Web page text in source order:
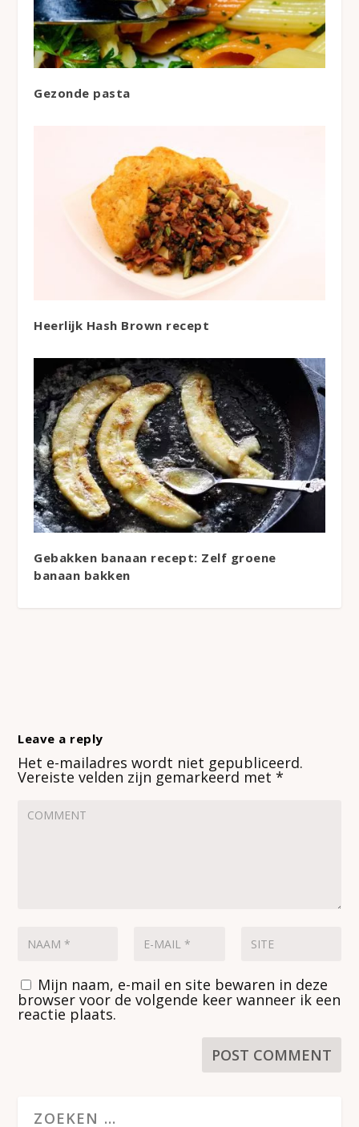
Gezonde pasta
Heerlijk Hash Brown recept
Gebakken banaan recept: Zelf groene
banaan bakken
Leave a reply
Het e-mailadres wordt niet gepubliceerd.
Vereiste velden zijn gemarkeerd met*
Mijn naam, e-mail en site bewaren in deze
browser voor de volgende keer wanneer ik een
reactie plaats.